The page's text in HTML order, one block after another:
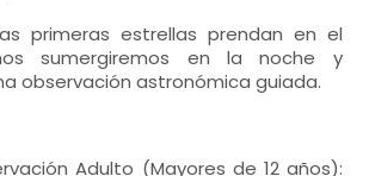
primeras estrellas prendan en el
sumergiremos en la noche y
observación astronómica guiada.
Adulto (Mayores de 12 años):